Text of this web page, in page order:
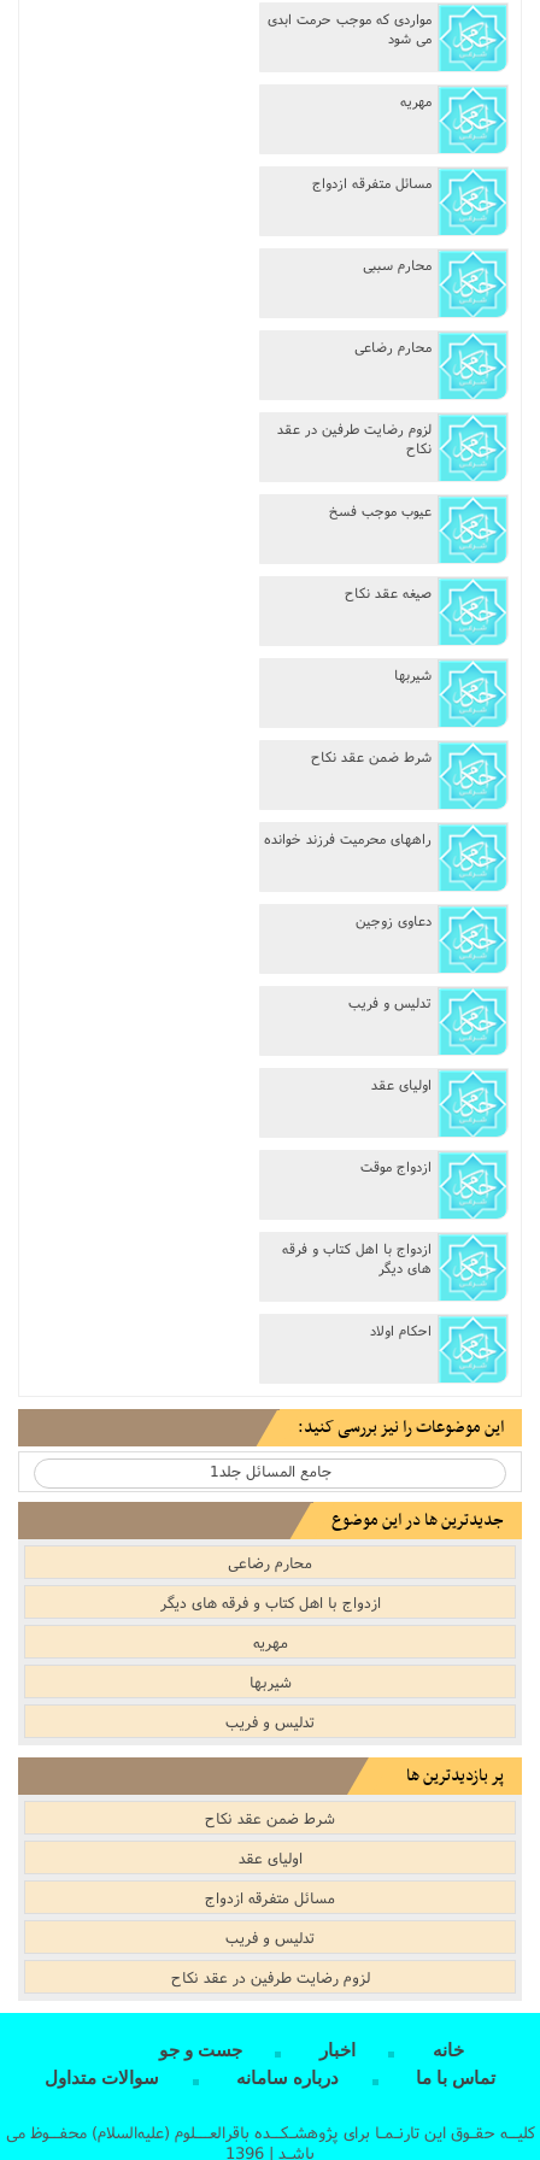
مناسک حج
عبادات
عقود
ایقاعات
احکام
اعتکاف
زندگی نامه مراجع تقلید
کتابخانه
مواردى که موجب حرمت ابدى
مى شود
مهریه
مسائل متفرقه ازدواج
محارم سببى
محارم رضاعى
لزوم رضایت طرفین در عقد
نکاح
عیوب موجب فسخ
صیغه عقد نکاح
شیربها
شرط ضمن عقد نکاح
راههاى محرمیت فرزند خوانده
دعاوى زوجین
تدلیس و فریب
اولیاى عقد
ازدواج موقت
ازدواج با اهل کتاب و فرقه
هاى دیگر
احکام اولاد
این موضوعات را نیز بررسی کنید:
جامع المسائل جلد1
جدیدترین ها در این موضوع
محارم رضاعى
ازدواج با اهل کتاب و فرقه هاى دیگر
مهریه
شیربها
تدلیس و فریب
پر بازدیدترین ها
شرط ضمن عقد نکاح
اولیاى عقد
مسائل متفرقه ازدواج
تدلیس و فریب
لزوم رضایت طرفین در عقد نکاح
خانه اخبار
جست و جو
تماس با ما
درباره سامانه سوالات متداول
کلیــه حقـوق این تارنـمـا برای پژوهشـکــده باقرالعـــلوم (علیه‌السلام) محفــوظ می
باشـد | 1396